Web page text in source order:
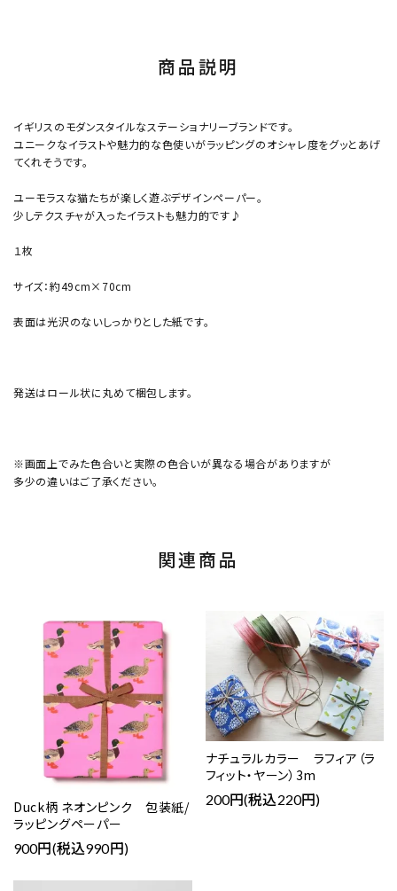
商品説明
イギリスのモダンスタイルなステーショナリーブランドです。
ユニークなイラストや魅力的な色使いがラッピングのオシャレ度をグッとあげ
てくれそうです。
ユーモラスな猫たちが楽しく遊ぶデザインペーパー。
少しテクスチャが入ったイラストも魅力的です♪
１枚
サイズ：約49cm×70cm
表面は光沢のないしっかりとした紙です。
発送はロール状に丸めて梱包します。
※画面上でみた色合いと実際の色合いが異なる場合がありますが
多少の違いはご了承ください。
関連商品
Duck柄 ネオンピンク 包装紙/
ラッピングペーパー
900円(税込990円)
ナチュラルカラー ラフィア（ラ
フィット・ヤーン）3m
200円(税込220円)